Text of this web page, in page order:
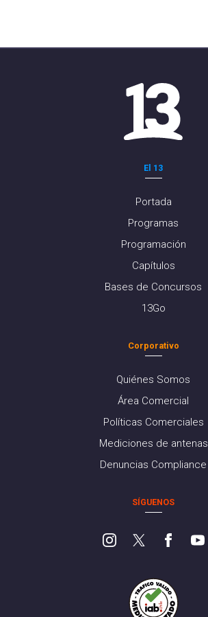
El 13
Portada
Programas
Programación
Capítulos
Bases de Concursos
13Go
Corporativo
Quiénes Somos
Área Comercial
Políticas Comerciales
Mediciones de antenas
Denuncias Compliance
SÍGUENOS